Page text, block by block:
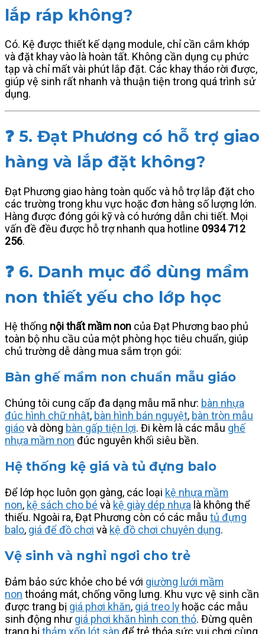
lắp ráp không?
Có. Kệ được thiết kế dạng module, chỉ cần cắm khớp
và đặt khay vào là hoàn tất. Không cần dụng cụ phức
tạp và chỉ mất vài phút lắp đặt. Các khay tháo rời được,
giúp vệ sinh rất nhanh và thuận tiện trong quá trình sử
dụng.
❓ 5. Đạt Phương có hỗ trợ giao
hàng và lắp đặt không?
Đạt Phương giao hàng toàn quốc và hỗ trợ lắp đặt cho
các trường trong khu vực hoặc đơn hàng số lượng lớn.
Hàng được đóng gói kỹ và có hướng dẫn chi tiết. Mọi
vấn đề đều được hỗ trợ nhanh qua hotline 0934 712
256.
❓ 6. Danh mục đồ dùng mầm
non thiết yếu cho lớp học
Hệ thống nội thất mầm non của Đạt Phương bao phủ
toàn bộ nhu cầu của một phòng học tiêu chuẩn, giúp
chủ trường dễ dàng mua sắm trọn gói:
Bàn ghế mầm non chuẩn mẫu giáo
Chúng tôi cung cấp đa dạng mẫu mã như: bàn nhựa
đúc hình chữ nhật, bàn hình bán nguyệt, bàn tròn mẫu
giáovà dòng bàn gấp tiện lợi. Đi kèm là các mẫu ghế
nhựa mầm non đúc nguyên khối siêu bền.
Hệ thống kệ giá và tủ đựng balo
Để lớp học luôn gọn gàng, các loại kệ nhựa mầm
non, kệ sách cho bé và kệ giày dép nhựa là không thể
thiếu. Ngoài ra, Đạt Phương còn có các mẫu tủ đựng
balo, giá để đồ chơi và kệ đồ chơi chuyên dụng.
Vệ sinh và nghỉ ngơi cho trẻ
Đảm bảo sức khỏe cho bé với giường lưới mầm
non thoáng mát, chống võng lưng. Khu vực vệ sinh cần
được trang bị giá phơi khăn, giá treo ly hoặc các mẫu
sinh động nhưgiá phơi khăn hình con thỏ. Đừng quên
trang bị thảm xốp lót sàn để trẻ thỏa sức vui chơi cùng